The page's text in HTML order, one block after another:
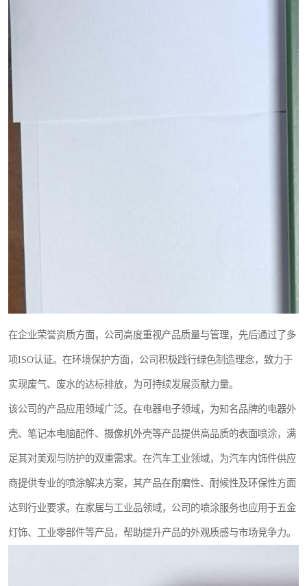
在企业荣誉资质方面，公司高度重视产品质量与管理，先后通过了多
项ISO认证。在环境保护方面，公司积极践行绿色制造理念，致力于
实现废气、废水的达标排放，为可持续发展贡献力量。
该公司的产品应用领域广泛。在电器电子领域，为知名品牌的电器外
壳、笔记本电脑配件、摄像机外壳等产品提供高品质的表面喷涂，满
足其对美观与防护的双重需求。在汽车工业领域，为汽车内饰件供应
商提供专业的喷涂解决方案，其产品在耐磨性、耐候性及环保性方面
达到行业要求。在家居与工业品领域，公司的喷涂服务也应用于五金
灯饰、工业零部件等产品，帮助提升产品的外观质感与市场竞争力。